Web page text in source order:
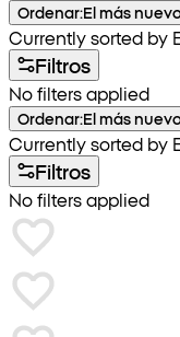
Ordenar:El más
Currently sorted by
Filtros
No filters applied
Ordenar:El más
Currently sorted by
Filtros
No filters applied